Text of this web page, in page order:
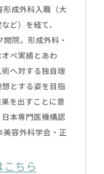
形成外科入職（大
ど）を経て、
院。形成外科・
ペ実績とあわ
へ対する独自理
とする姿を目指
を出すことに意
本専門医機構認
美容外科学会・正
こちら